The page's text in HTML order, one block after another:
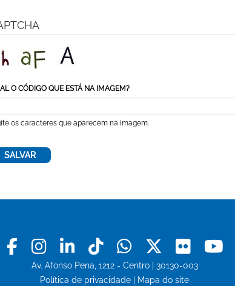
O CÓDIGO QUE ESTÁ NA IMAGEM?
os caracteres que aparecem na imagem.
Facebook
Instagram
LinkedinTiktokWhatsapp
X Flickr
Av. Afonso Pena, 1212 - Centro | 30130-003
Política de privacidade
Mapa do site